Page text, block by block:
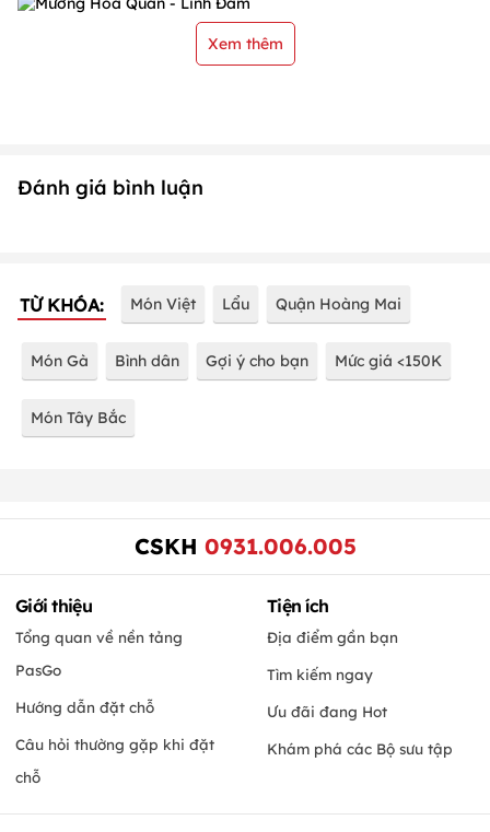
Xem thêm
Đánh giá bình luận
TỪ KHÓA: Món Việt Lẩu Quận Hoàng Mai
Món Gà Bình dân Gợi ý cho bạn Mức giá <150K
Món Tây Bắc
CSKH 0931.006.005
Giới thiệu
Tổng quan về nền tảng
PasGo
Hướng dẫn đặt chỗ
Câu hỏi thường gặp khi đặt
chỗ
Tiện ích
Địa điểm gần bạn
Tìm kiếm ngay
Ưu đãi đang Hot
Khám phá các Bộ sưu tập